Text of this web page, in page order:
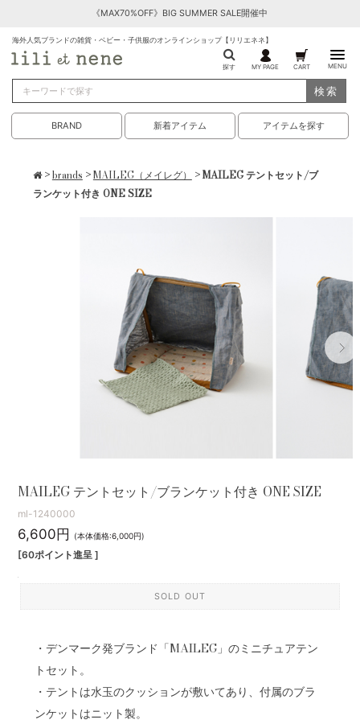
《MAX70%OFF》BIG SUMMER SALE開催中
海外人気ブランドの雑貨・ベビー・子供服のオンラインショップ【リリエネネ】
探す MY PAGE CART MENU
検索
BRAND 新着アイテム アイテムを探す
>brands >MAILEG（メイレグ） > MAILEG テントセット/ブ
ランケット付き ONE SIZE
MAILEG テントセット/ブランケット付き ONE SIZE
ml-1240000
6,600円 (本体価格:6,000円)
[60ポイント進呈 ]
SOLD OUT
・デンマーク発ブランド「MAILEG」のミニチュアテン
トセット。
・テントは水玉のクッションが敷いてあり、付属のブラ
ンケットはニット製。